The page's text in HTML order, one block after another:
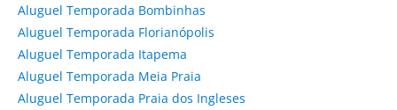
Aluguel Temporada Bombinhas
Aluguel Temporada Florianópolis
Aluguel Temporada Itapema
Aluguel Temporada Meia Praia
Aluguel Temporada Praia dos Ingleses